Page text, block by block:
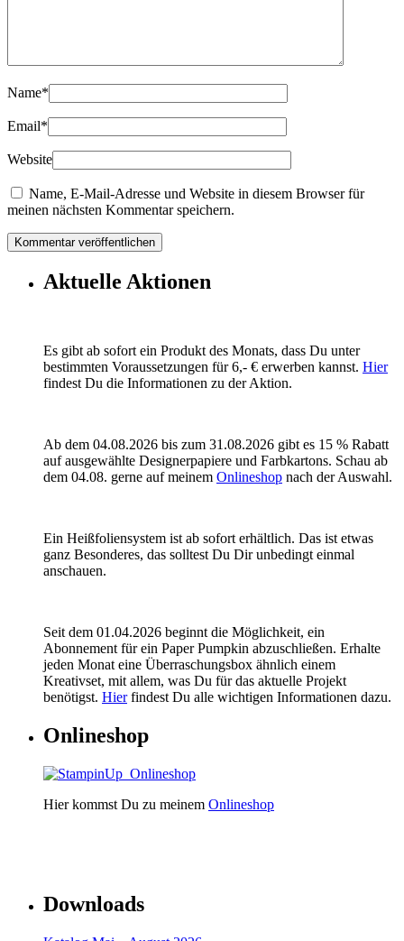
Name*
Email*
Website
Name, E-Mail-Adresse und Website in diesem Browser für
meinen nächsten Kommentar speichern.
Aktuelle Aktionen
Es gibt ab sofort ein Produkt des Monats, dass Du unter
bestimmten Voraussetzungen für 6,- € erwerben kannst. Hier
findest Du die Informationen zu der Aktion.
Ab dem 04.08.2026 bis zum 31.08.2026 gibt es 15 % Rabatt
auf ausgewählte Designerpapiere und Farbkartons. Schau ab
dem 04.08. gerne auf meinem Onlineshop nach der Auswahl.
Ein Heißfoliensystem ist ab sofort erhältlich. Das ist etwas
ganz Besonderes, das solltest Du Dir unbedingt einmal
anschauen.
Seit dem 01.04.2026 beginnt die Möglichkeit, ein
Abonnement für ein Paper Pumpkin abzuschließen. Erhalte
jeden Monat eine Überraschungsbox ähnlich einem
Kreativset, mit allem, was Du für das aktuelle Projekt
benötigst. Hierfindest Du alle wichtigen Informationen dazu.
Onlineshop
Hier kommst Du zu meinem Onlineshop
Downloads